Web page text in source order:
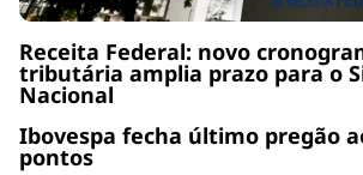
Receita Federal: novo
tributária amplia prazo para o
Nacional
Ibovespa fecha último pregão
pontos